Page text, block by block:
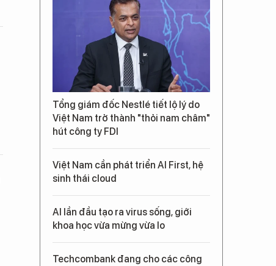
Tổng giám đốc Nestlé tiết lộ lý do
Việt Nam trở thành "thỏi nam châm"
hút công ty FDI
Việt Nam cần phát triển AI First, hệ
sinh thái cloud
AI lần đầu tạo ra virus sống, giới
khoa học vừa mừng vừa lo
Techcombank đang cho các công